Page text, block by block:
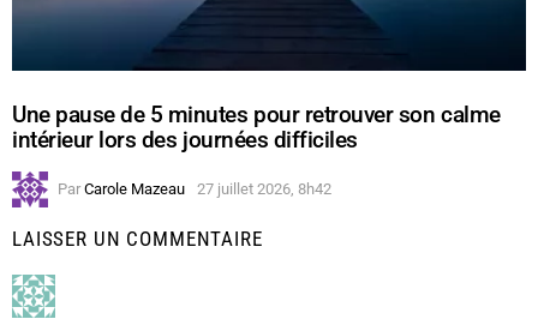
Une pause de 5 minutes pour retrouver son calme
intérieur lors des journées difficiles
Par Carole Mazeau 27 juillet 2026, 8h42
LAISSER UN COMMENTAIRE